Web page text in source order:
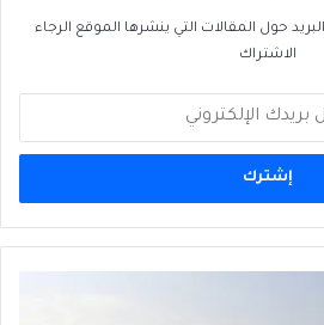
حول المقالات التي ينشرها الموقع الرجاء
الاشتراك